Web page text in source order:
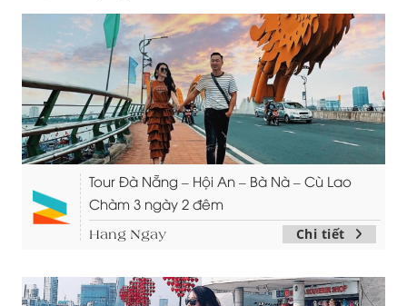
Tour Đà Nẵng – Hội An – Bà Nà – Cù Lao
Chàm 3 ngày 2 đêm
Hang Ngay Chi tiết